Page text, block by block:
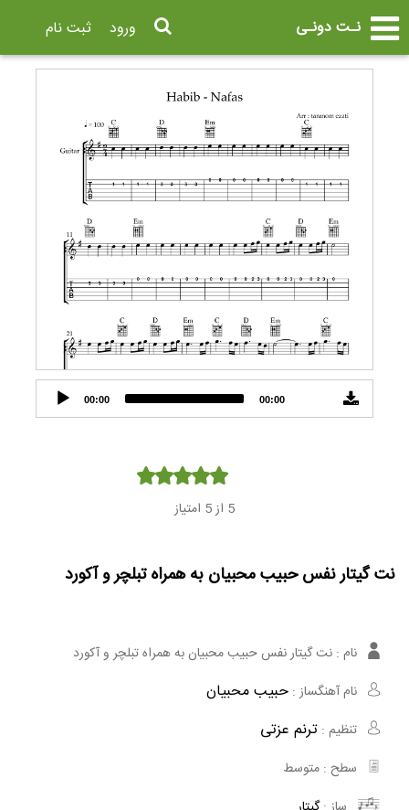
نـت دونـی ثبت نام ورود
Audio
Player
00:00 00:00
5 از 5 امتیاز
نت گیتار نفس حبیب محبیان به همراه تبلچر و آکورد
نام : نت گیتار نفس حبیب محبیان به همراه تبلچر و آکورد
نام آهنگساز : حبیب محبیان
تنظیم : ترنم عزتی
سطح : متوسط